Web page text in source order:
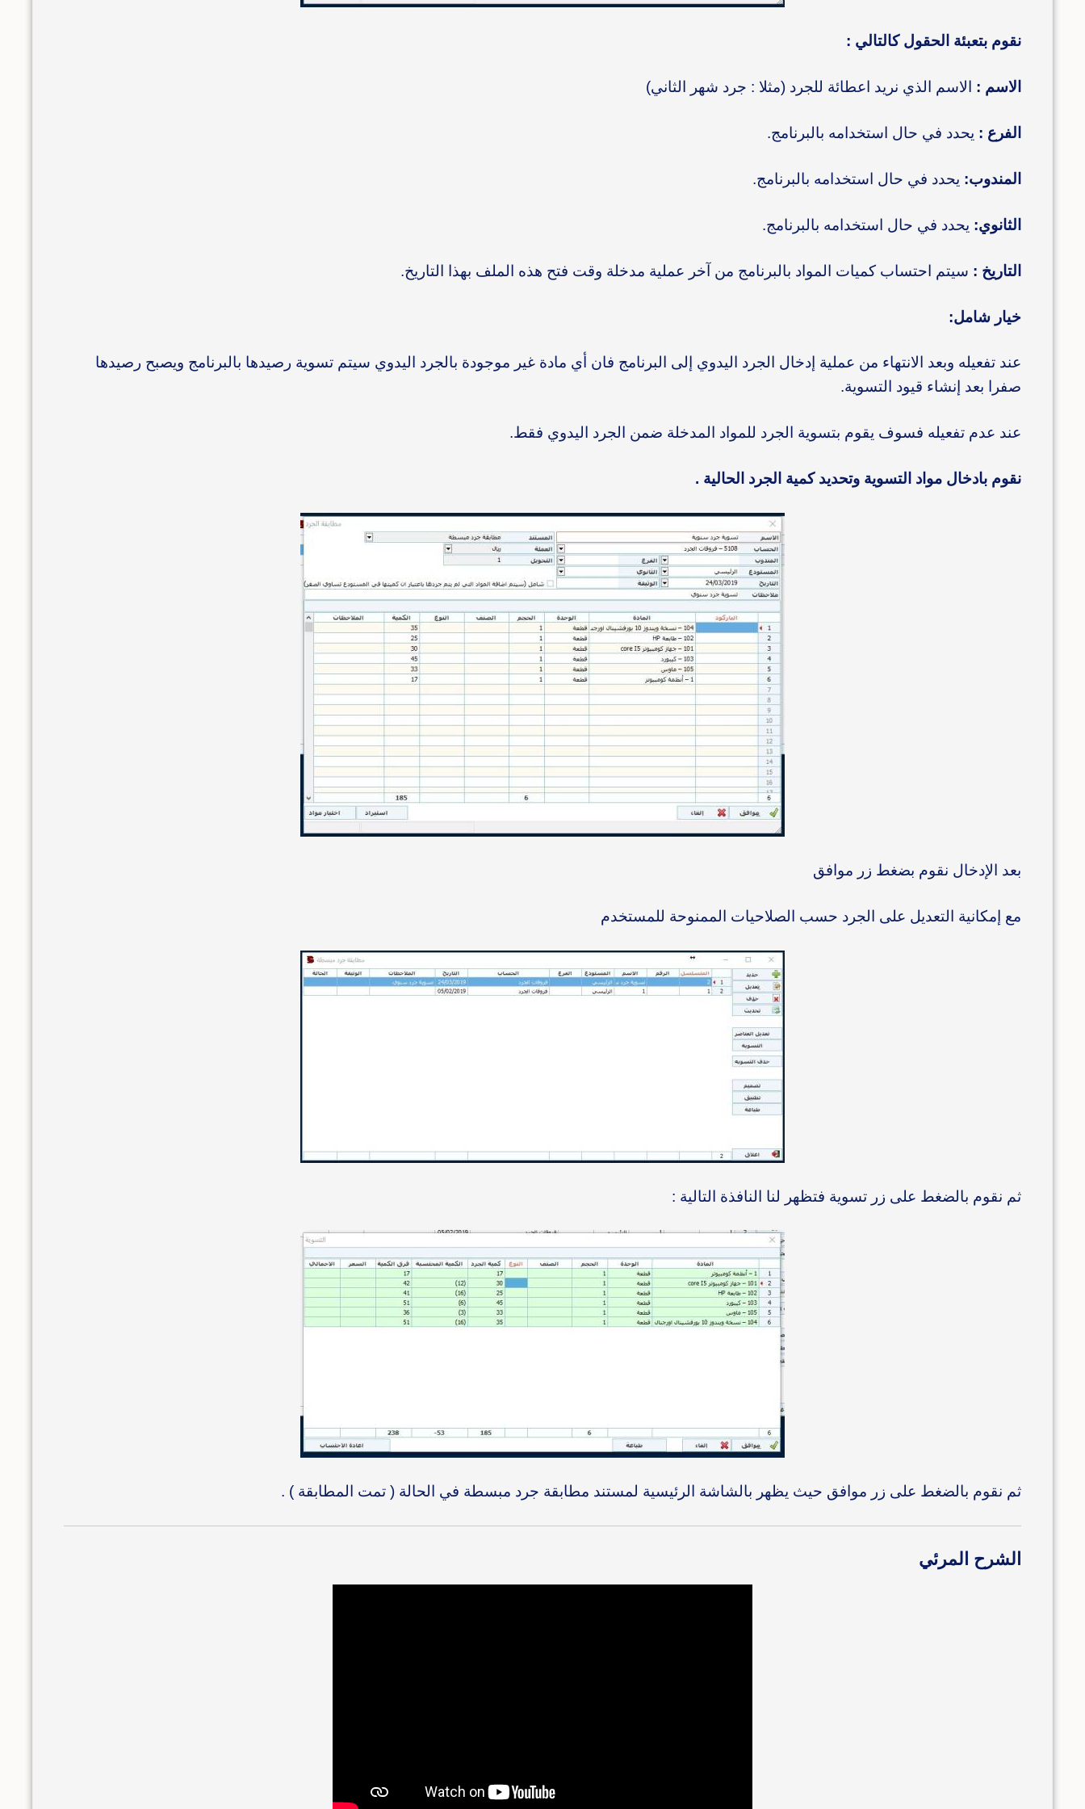
نقوم بتعبئة الحقول كالتالي :
الاسم : الاسم الذي نريد اعطائة للجرد (مثلا : جرد شهر الثاني)
الفرع : يحدد في حال استخدامه بالبرنامج.
المندوب: يحدد في حال استخدامه بالبرنامج.
الثانوي: يحدد في حال استخدامه بالبرنامج.
التاريخ : سيتم احتساب كميات المواد بالبرنامج من آخر عملية مدخلة وقت فتح هذه الملف بهذا التاريخ.
خيار شامل:
عند تفعيله وبعد الانتهاء من عملية إدخال الجرد اليدوي إلى البرنامج فان أي مادة غير موجودة بالجرد اليدوي سيتم تسوية رصيدها بالبرنامج ويصبح رصيدها
صفرا بعد إنشاء قيود التسوية.
عند عدم تفعيله فسوف يقوم بتسوية الجرد للمواد المدخلة ضمن الجرد اليدوي فقط.
نقوم بادخال مواد التسوية وتحديد كمية الجرد الحالية .
بعد الإدخال نقوم بضغط زر موافق
مع إمكانية التعديل على الجرد حسب الصلاحيات الممنوحة للمستخدم
ثم نقوم بالضغط على زر تسوية فتظهر لنا النافذة التالية :
ثم نقوم بالضغط على زر موافق حيث يظهر بالشاشة الرئيسية لمستند مطابقة جرد مبسطة في الحالة ( تمت المطابقة ) .
الشرح المرئي